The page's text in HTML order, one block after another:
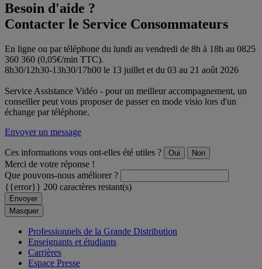
Besoin d'aide ?
Contacter le Service Consommateurs
En ligne ou par téléphone du lundi au vendredi de 8h à 18h au 0825
360 360 (0,05€/min TTC).
8h30/12h30-13h30/17h00 le 13 juillet et du 03 au 21 août 2026
Service Assistance Vidéo - pour un meilleur accompagnement, un
conseiller peut vous proposer de passer en mode visio lors d'un
échange par téléphone.
Envoyer un message
Ces informations vous ont-elles été utiles ? Oui Non
Merci de votre réponse !
Que pouvons-nous améliorer ?
{{error}} 200 caractères restant(s)
Envoyer
Masquer
Professionnels de la Grande Distribution
Enseignants et étudiants
Carrières
Espace Presse